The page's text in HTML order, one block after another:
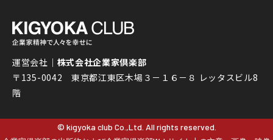
運営会社｜ 株式会社企業家倶楽部
〒135-0042 東京都江東区木場３－１６－８ レッタスビル8
階
© kigyoka club Co.,Ltd. All rights reserved.